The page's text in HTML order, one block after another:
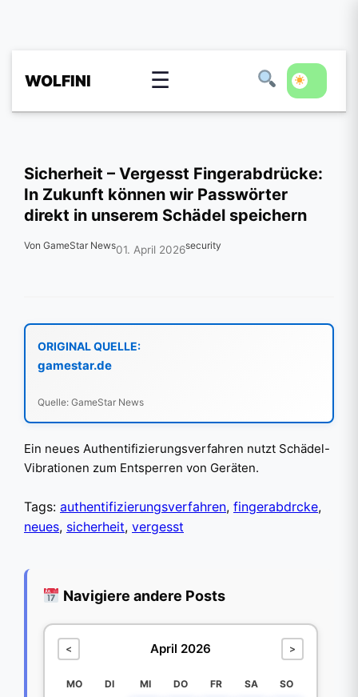
WOLFINI ☰
Sicherheit – Vergesst Fingerabdrücke:
In Zukunft können wir Passwörter
direkt in unserem Schädel speichern
Von GameStar News01. April 2026security
ORIGINAL QUELLE:
gamestar.de
Quelle: GameStar News
Ein neues Authentifizierungsverfahren nutzt Schädel-
Vibrationen zum Entsperren von Geräten.
Tags: authentifizierungsverfahren, fingerabdrcke,
neues, sicherheit, vergesst
Navigiere andere Posts
< April 2026 >
MO DI MI DO FR SA SO